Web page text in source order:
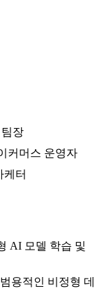
장
커머스 운영자
케터
AI 모델 학습 및
용적인 비정형 데